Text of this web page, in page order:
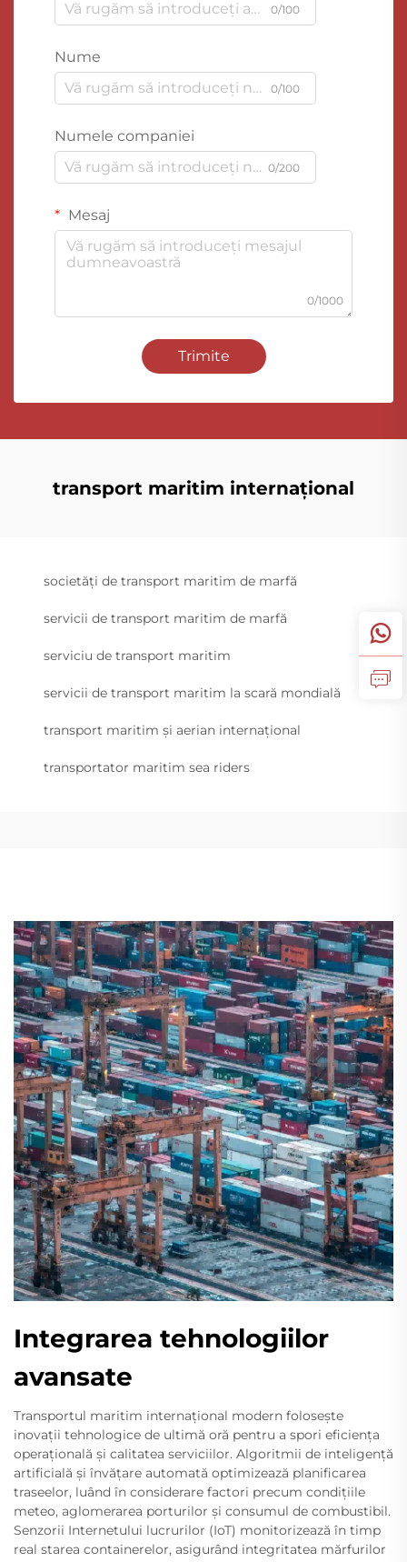
0/100
Nume
0/100
Numele companiei
0/200
Mesaj
0/1000
Trimite
transport maritim internațional
societăți de transport maritim de marfă
servicii de transport maritim de marfă
serviciu de transport maritim
servicii de transport maritim la scară mondială
transport maritim și aerian internațional
transportator maritim sea riders
Integrarea tehnologiilor
avansate
Transportul maritim internațional modern folosește
inovații tehnologice de ultimă oră pentru a spori eficiența
operațională și calitatea serviciilor. Algoritmii de inteligență
artificială și învățare automată optimizează planificarea
traseelor, luând în considerare factori precum condițiile
meteo, aglomerarea porturilor și consumul de combustibil.
Senzorii Internetului lucrurilor (IoT) monitorizează în timp
real starea containerelor, asigurând integritatea mărfurilor